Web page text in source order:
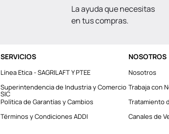
La ayuda que necesitas
en tus compras.
SERVICIOS
Línea Etica - SAGRILAFT Y PTEE
Superintendencia de Industria y Comercio
SIC
Política de Garantías y Cambios
Términos y Condiciones ADDI
NOSOTROS
Nosotros
Trabaja con
Tratamiento
Canales de